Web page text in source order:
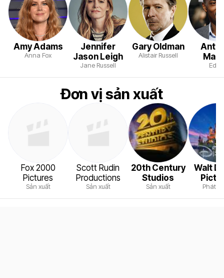
Amy Adams
Anna Fox
Jennifer
Jason Leigh
Jane Russell
Gary Oldman
Alistair Russell
Ed
Đơn vị sản xuất
Fox 2000
Pictures
Sản xuất
Scott Rudin
Productions
Sản xuất
20th Century
Studios
Sản xuất
Walt
Phát